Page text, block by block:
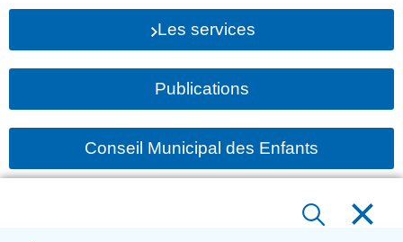
Les services
Publications
Conseil Municipal des Enfants